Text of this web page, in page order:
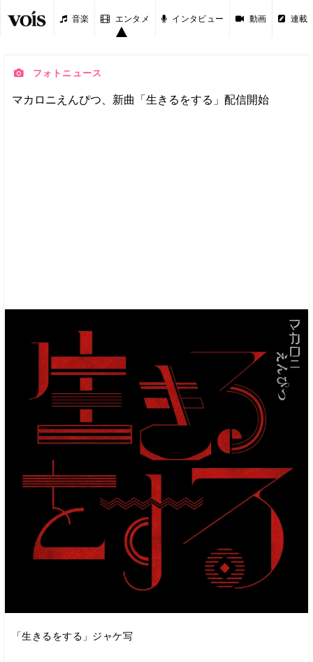
音楽 エンタメ インタビュー 動画 連載
フォトニュース
マカロニえんぴつ、新曲「生きるをする」配信開始
「生きるをする」ジャケ写